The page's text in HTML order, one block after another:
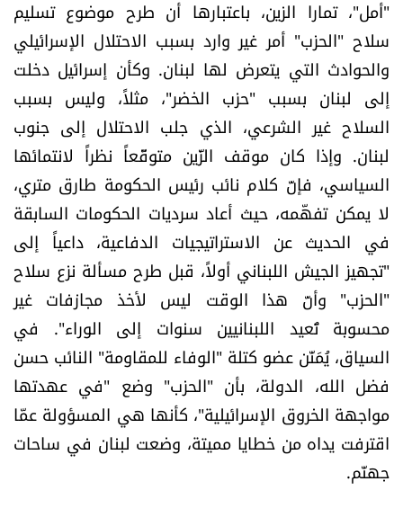
"أمل"، تمارا الزين، باعتبارها أن طرح موضوع تسليم
سلاح "الحزب" أمر غير وارد بسبب الاحتلال الإسرائيلي
والحوادث التي يتعرض لها لبنان. وكأن إسرائيل دخلت
إلى لبنان بسبب "حزب الخضر"، مثلاً، وليس بسبب
السلاح غير الشرعي، الذي جلب الاحتلال إلى جنوب
لبنان. وإذا كان موقف الزّين متوقّعاً نظراً لانتمائها
السياسي، فإنّ كلام نائب رئيس الحكومة طارق متري،
لا يمكن تفهّمه، حيث أعاد سرديات الحكومات السابقة
في الحديث عن الاستراتيجيات الدفاعية، داعياً إلى
"تجهيز الجيش اللبناني أولاً، قبل طرح مسألة نزع سلاح
"الحزب" وأنّ هذا الوقت ليس لأخذ مجازفات غير
محسوبة تُعيد اللبنانيين سنوات إلى الوراء". في
السياق، يُمَنّن عضو كتلة "الوفاء للمقاومة" النائب حسن
فضل الله، الدولة، بأن "الحزب" وضع "في عهدتها
مواجهة الخروق الإسرائيلية"، كأنها هي المسؤولة عمّا
اقترفت يداه من خطايا مميتة، وضعت لبنان في ساحات
جهنّم.